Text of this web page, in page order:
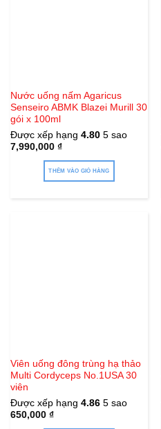
Nước uống nấm Agaricus
Senseiro ABMK Blazei Murill 30
gói x 100ml
Được xếp hạng 4.805 sao
7,990,000 ₫
THÊM VÀO GIỎ HÀNG
Viên uống đông trùng hạ thảo
Multi Cordyceps No.1USA 30
viên
Được xếp hạng 4.865 sao
650,000 ₫